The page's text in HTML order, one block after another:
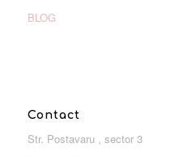
BLOG
Contact
Str. Postavaru , sector 3